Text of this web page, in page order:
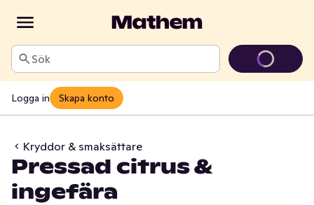
Sök
Logga in Skapa konto
Kryddor & smaksättare
Pressad citrus &
ingefära